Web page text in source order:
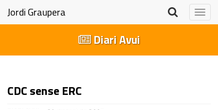
Jordi Graupera
Diari Avui
CDC sense ERC